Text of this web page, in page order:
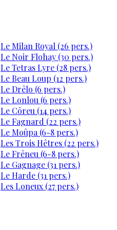
Le Milan Royal (26 pers.)
Le Noir Flohay (30 pers.)
Le Tetras Lyre (28 pers.)
Le Beau Loup (12 pers.)
Le Drêlo (6 pers.)
Le Lonlou (6 pers.)
Le Côreu (14 pers.)
Le Fagnard (22 pers.)
Le Moûpa (6-8 pers.)
Les Trois Hêtres (22 pers.)
Le Frêneu (6-8 pers.)
Le Gagnage (31 pers.)
Le Harde (31 pers.)
Les Loneux (27 pers.)